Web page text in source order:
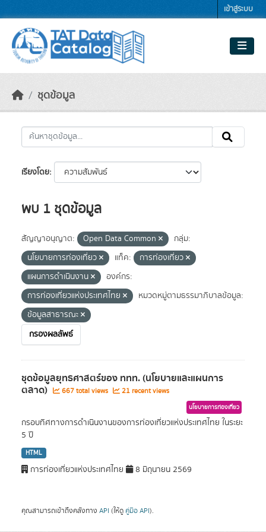
เข้าสู่ระบบ
ชุดข้อมูล
เรียงโดย
พบ 1 ชุดข้อมูล
สัญญาอนุญาต: Open Data Common
กลุ่ม:
นโยบายการท่องเที่ยว
แท็ค:
การท่องเที่ยว
แผนการดำเนินงาน
องค์กร:
การท่องเที่ยวแห่งประเทศไทย
หมวดหมู่ตามธรรมาภิบาลข้อมูล:
ข้อมูลสาธารณะ
กรองผลลัพธ์
ชุดข้อมูลยุทธศาสตร์ของ ททท. (นโยบายและแผนการ
ตลาด) 667 total views 21 recent views
นโยบายการท่องเที่ยว
กรอบทิศทางการดำเนินงานของการท่องเที่ยวแห่งประเทศไทย ในระยะ
5 ปี
HTML
การท่องเที่ยวแห่งประเทศไทย 8 มิถุนายน 2569
คุณสามารถเข้าถึงคลังทาง API (ให้ดู คู่มือ API).